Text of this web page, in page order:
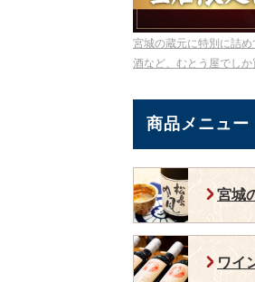
宮城の蔵元に特別に詰
酒など、むとう屋でしか
商品メニュー
宮城
ワイ